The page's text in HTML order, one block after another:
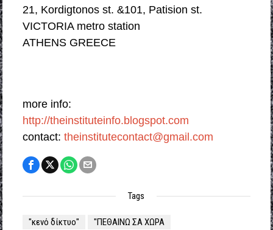
21, Kordigtonos st. &101, Patision st.
VICTORIA metro station
ATHENS GREECE
more info:
http://theinstituteinfo.blogspot.com
contact: theinstitutecontact@gmail.com
Tags
"κενό δίκτυο"
"ΠΕΘΑΙΝΩ ΣΑ ΧΩΡΑ